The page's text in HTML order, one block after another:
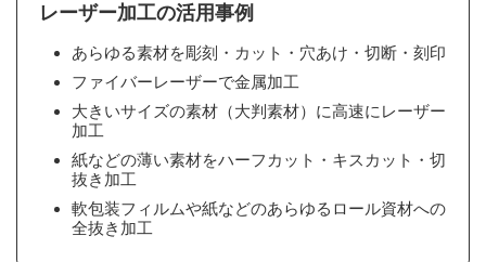
レーザー加工の活用事例
あらゆる素材を彫刻・カット・穴あけ・切断・刻印
ファイバーレーザーで金属加工
大きいサイズの素材（大判素材）に高速にレーザー
加工
紙などの薄い素材をハーフカット・キスカット・切
抜き加工
軟包装フィルムや紙などのあらゆるロール資材への
全抜き加工